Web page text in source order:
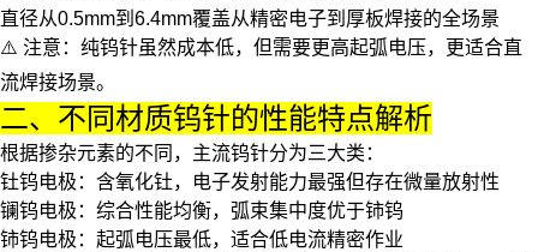
直径从0.5mm到6.4mm覆盖从精密电子到厚板焊接的全场景
⚠️ 注意：纯钨针虽然成本低，但需要更高起弧电压，更适合直
流焊接场景。
二、不同材质钨针的性能特点解析
根据掺杂元素的不同，主流钨针分为三大类：
钍钨电极 ：含氧化钍，电子发射能力最强但存在微量放射性
镧钨电极 ：综合性能均衡，弧束集中度优于铈钨
铈钨电极 ：起弧电压最低，适合低电流精密作业